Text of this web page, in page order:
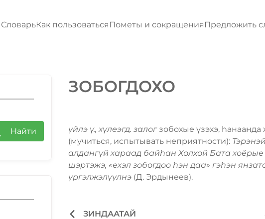
СловарьКак пользоваться Пометы и сокращения Предложить
Найти
ЗОБОГДОХО
үйлэ ү., хүлеэгд. залогзобохые үзэхэ, hанаанда
(мучиться, испытывать неприятности):
алдангүй хараад байһан Холхой Бата хоёрые
шэртэжэ, «ехэл зобогдоо һэн даа» гэһэн
үргэлжэлүүлнэ(Д. Эрдынеев).
ЗИНДААТАЙ